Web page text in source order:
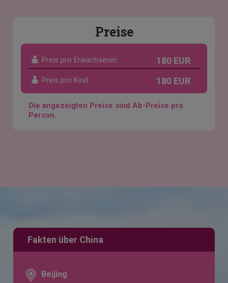
Preise
Preis pro Erwachsener 180 EUR
Preis pro Kind 180 EUR
Die angezeigten Preise sind Ab-Preise pro
Person.
Fakten über China
Beijing